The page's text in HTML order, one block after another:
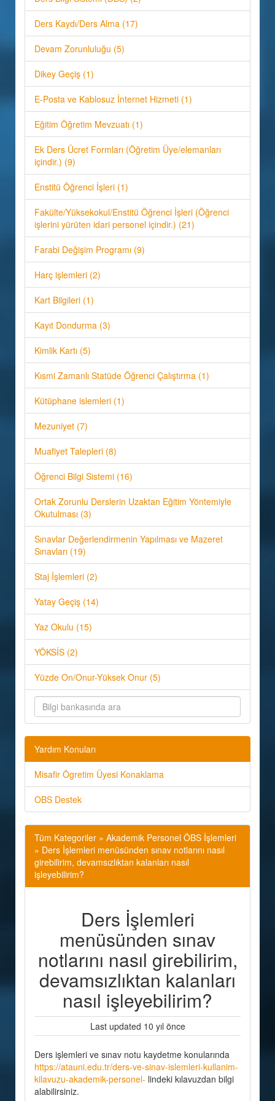
Ders Kaydı/Ders Alma (17)
Devam Zorunluluğu (5)
Dikey Geçiş (1)
E-Posta ve Kablosuz İnternet Hizmeti (1)
Eğitim Öğretim Mevzuatı (1)
Ek Ders Ücret Formları (Öğretim Üye/elemanları
içindir.) (9)
Enstitü Öğrenci İşleri (1)
Fakülte/Yüksekokul/Enstitü Öğrenci İşleri (Öğrenci
işlerini yürüten idari personel içindir.) (21)
Farabi Değişim Programı (9)
Harç işlemleri (2)
Kart Bilgileri (1)
Kayıt Dondurma (3)
Kimlik Kartı (5)
Kısmi Zamanlı Statüde Öğrenci Çalıştırma (1)
Kütüphane islemleri (1)
Mezuniyet (7)
Muafiyet Talepleri (8)
Öğrenci Bilgi Sistemi (16)
Ortak Zorunlu Derslerin Uzaktan Eğitim Yöntemiyle
Okutulması (3)
Sınavlar Değerlendirmenin Yapılması ve Mazeret
Sınavları (19)
Staj İşlemleri (2)
Yatay Geçiş (14)
Yaz Okulu (15)
YÖKSİS (2)
Yüzde On/Onur-Yüksek Onur (5)
Yardım Konuları
Misafir Ögretim Üyesi Konaklama
OBS Destek
Tüm Kategoriler » Akademik Personel ÖBS İşlemleri
» Ders İşlemleri menüsünden sınav notlarını nasıl
girebilirim, devamsızlıktan kalanları nasıl
işleyebilirim?
Ders İşlemleri
menüsünden sınav
notlarını nasıl girebilirim,
devamsızlıktan kalanları
nasıl işleyebilirim?
Last updated 10 yıl önce
Ders işlemleri ve sınav notu kaydetme konularında
https://atauni.edu.tr/ders-ve-sinav-islemleri-kullanim-
kilavuzu-akademik-personel- lindeki kılavuzdan bilgi
alabilirsiniz.